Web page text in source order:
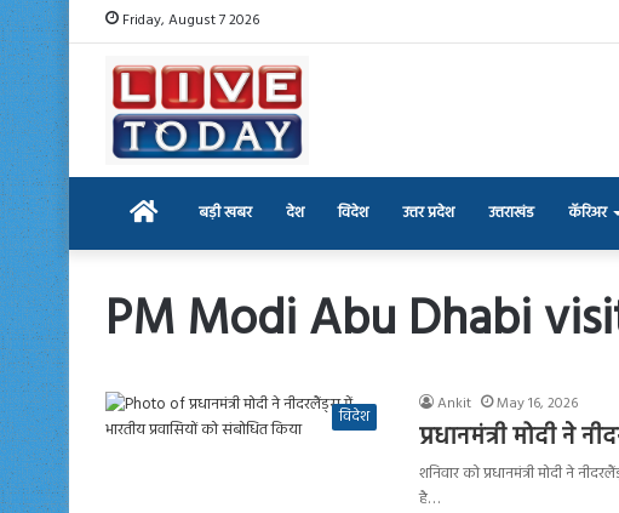
Friday, August 7 2026
Home बड़ी खबर देश विदेश उत्तर प्रदेश उत्तराखंड कॅरिअर
PM Modi Abu Dhabi
विदेश
Ankit May 16, 2026
प्रधानमंत्री मोदी ने
शनिवार को प्रधानमंत्री मोदी ने
है…